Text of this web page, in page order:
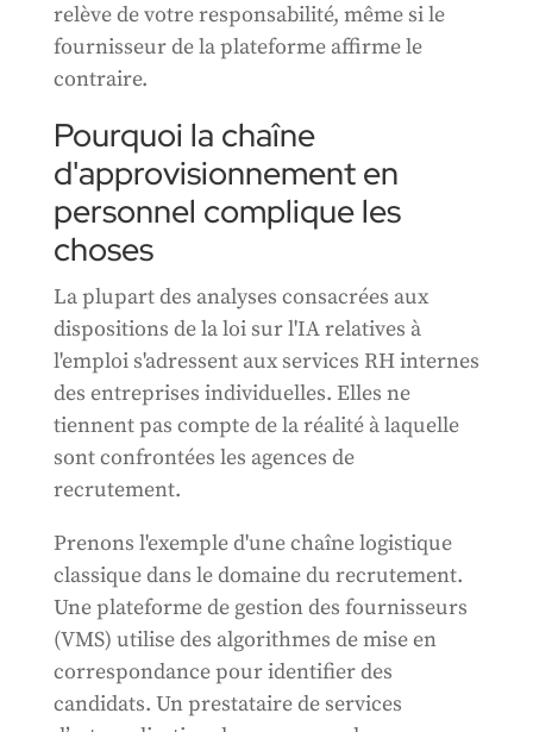
relève de votre responsabilité, même si le
fournisseur de la plateforme affirme le
contraire.
Pourquoi la chaîne
d'approvisionnement en
personnel complique les
choses
La plupart des analyses consacrées aux
dispositions de la loi sur l'IA relatives à
l'emploi s'adressent aux services RH internes
des entreprises individuelles. Elles ne
tiennent pas compte de la réalité à laquelle
sont confrontées les agences de
recrutement.
Prenons l'exemple d'une chaîne logistique
classique dans le domaine du recrutement.
Une plateforme de gestion des fournisseurs
(VMS) utilise des algorithmes de mise en
correspondance pour identifier des
candidats. Un prestataire de services